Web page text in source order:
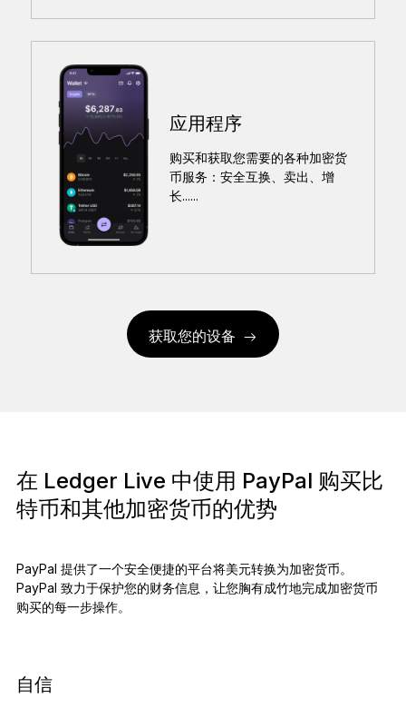
应用程序
购买和获取您需要的各种加密货
币服务：安全互换、卖出、增
长......
获取您的设备
在 Ledger Live 中使用 PayPal 购买比
特币和其他加密货币的优势
PayPal 提供了一个安全便捷的平台将美元转换为加密货币。
PayPal 致力于保护您的财务信息，让您胸有成竹地完成加密货币
购买的每一步操作。
自信